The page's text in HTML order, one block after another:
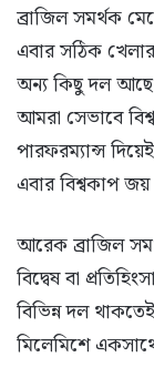
ব্রাজিল সমর্থক
এবার সঠিক
অন্য কিছু দল আছে
আমরা সেভাবে
পারফরম্যান্স
এবার বিশ্বকাপ
আরেক ব্রাজিল
বিদ্বেষ বা
বিভিন্ন দল
মিলেমিশে